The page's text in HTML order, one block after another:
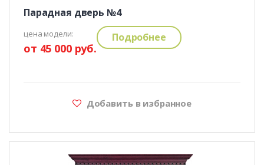
Парадная дверь №4
цена модели:
от 45 000 руб.
Подробнее
Добавить в избранное